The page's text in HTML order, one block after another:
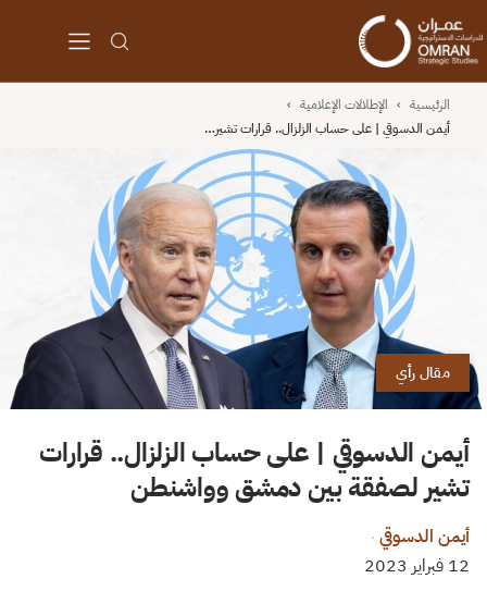
الرئيسية › الإطلالات الإعلامية ›
أيمن الدسوقي | على حساب الزلزال.. قرارات تشير…
مقال رأي
أيمن الدسوقي | على حساب الزلزال.. قرارات
تشير لصفقة بين دمشق وواشنطن
أيمن الدسوقي ·
12 فبراير 2023